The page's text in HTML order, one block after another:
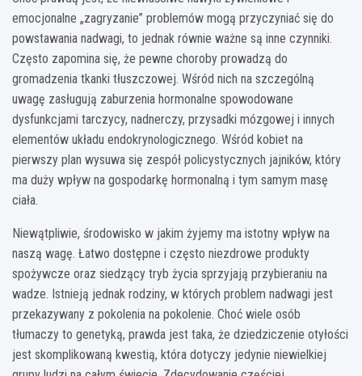
emocjonalne „zagryzanie” problemów mogą przyczyniać się do
powstawania nadwagi, to jednak równie ważne są inne czynniki.
Często zapomina się, że pewne choroby prowadzą do
gromadzenia tkanki tłuszczowej. Wśród nich na szczególną
uwagę zasługują zaburzenia hormonalne spowodowane
dysfunkcjami tarczycy, nadnerczy, przysadki mózgowej i innych
elementów układu endokrynologicznego. Wśród kobiet na
pierwszy plan wysuwa się zespół policystycznych jajników, który
ma duży wpływ na gospodarkę hormonalną i tym samym masę
ciała.
Niewątpliwie, środowisko w jakim żyjemy ma istotny wpływ na
naszą wagę. Łatwo dostępne i często niezdrowe produkty
spożywcze oraz siedzący tryb życia sprzyjają przybieraniu na
wadze. Istnieją jednak rodziny, w których problem nadwagi jest
przekazywany z pokolenia na pokolenie. Choć wiele osób
tłumaczy to genetyką, prawda jest taka, że dziedziczenie otyłości
jest skomplikowaną kwestią, która dotyczy jedynie niewielkiej